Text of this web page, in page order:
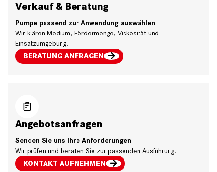
Verkauf & Beratung
Pumpe passend zur Anwendung auswählen
Wir klären Medium, Fördermenge, Viskosität und
Einsatzumgebung.
BERATUNG ANFRAGEN
Angebotsanfragen
Senden Sie uns Ihre Anforderungen
Wir prüfen und beraten Sie zur passenden Ausführung.
KONTAKT AUFNEHMEN